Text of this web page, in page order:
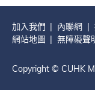
加入我們 內聯網
網站地圖
無障礙聲
Copyright © CUHK